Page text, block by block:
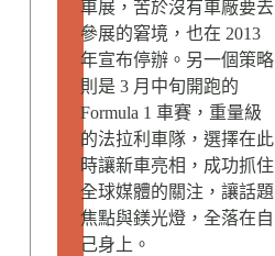
車展，苦於沒有車廠要去
參展的窘境，也在 2013
年宣布停辦。另一個策略
則是 3 月中旬開跑的
Formula 1 車賽，重量級
的法拉利車隊，選擇在此
時讓新車亮相，成功抓住
全球媒體的關注，讓話題
焦點與鎂光燈，全落在自
己身上。